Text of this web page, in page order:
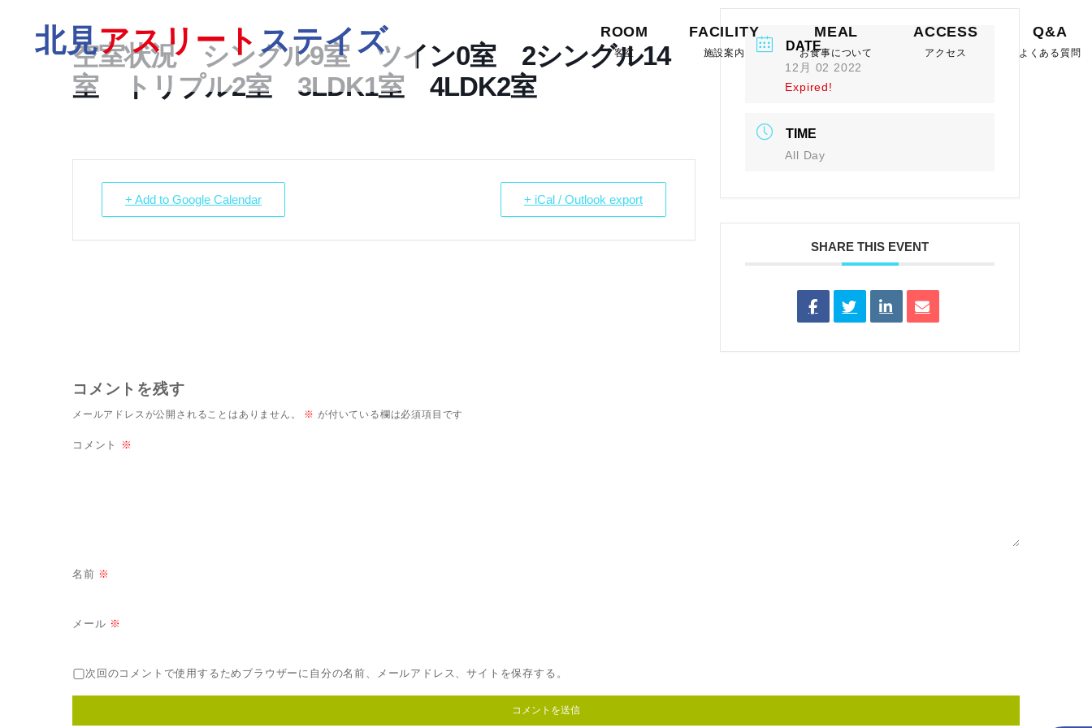
北見アスリート ステイズ ROOM
客室
FACILITY
施設案内
MEAL
お食事について
ACCESS
アクセス
Q&A
よくある質問
空室状況 シングル9室 ツイン0室 2シングル14
室 トリプル2室 3LDK1室 4LDK2室
+ Add to Google Calendar + iCal / Outlook export
DATE
12月 02 2022
Expired!
TIME
All Day
SHARE THIS EVENT
コメントを残す
メールアドレスが公開されることはありません。 ※ が付いている欄は必須項目です
コメント ※
名前 ※
メール ※
次回のコメントで使用するためブラウザーに自分の名前、メールアドレス、サイトを保存する。